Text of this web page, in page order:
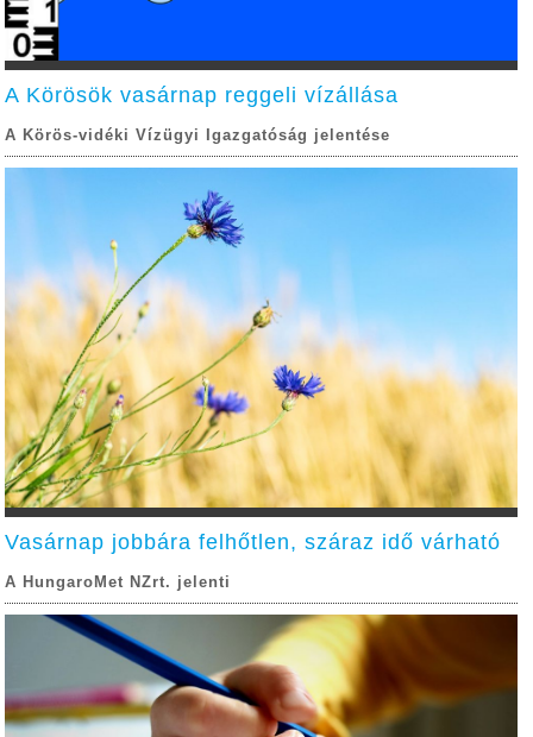
A Körösök vasárnap reggeli vízállása
A Körös-vidéki Vízügyi Igazgatóság jelentése
Vasárnap jobbára felhőtlen, száraz idő várható
A HungaroMet NZrt. jelenti